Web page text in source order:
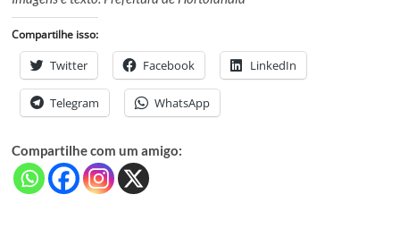
Compartilhe isso:
Twitter Facebook LinkedIn
Telegram WhatsApp
Compartilhe com um amigo: